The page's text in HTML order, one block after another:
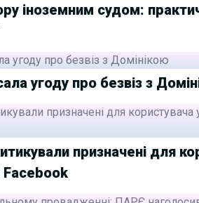
іноземним судом:
угоду про безвіз з
призначені для
Facebook